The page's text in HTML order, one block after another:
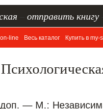
отправить книгу
line Весь каталог Купить в my-
— М.: